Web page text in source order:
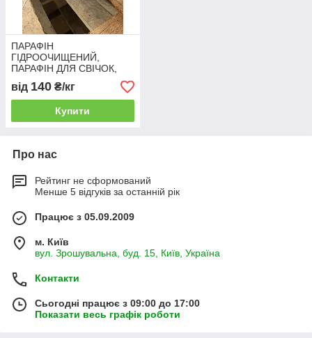
ПАРАФІН
ГІДРООЧИЩЕНИЙ,
ПАРАФІН ДЛЯ СВІЧОК,
ПАРАФІН ТЕХНІЧНИЙ
ГІДРООЧИЩЕНИЙ,
ПАРАФІН Т1
від 140 ₴/кг
Купити
Про нас
Рейтинг не сформований
Менше 5 відгуків за останній рік
Працює з 05.09.2009
м. Київ
вул. Зрошувальна, буд. 15, Київ, Україна
Контакти
Сьогодні працює з 09:00 до 17:00
Показати весь графік роботи